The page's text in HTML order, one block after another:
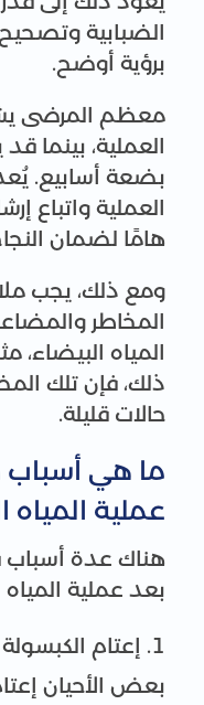
الضبابية
برؤية أوضح.
معظم المرضى
العملية، بينما
بضعة أسابيع. يُعد
العملية واتباع
هامًا لضمان
ومع ذلك، يجب
المخاطر
المياه البيضاء،
ذلك، فإن تلك
حالات قليلة.
ما هي
عملية المياه
هناك عدة
بعد عملية المياه
إعتام
بعض الأحيان